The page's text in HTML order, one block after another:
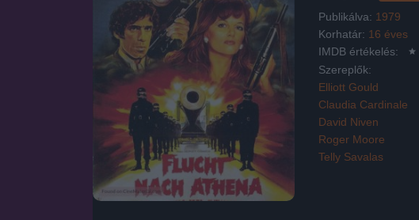
Publikálva: 1979
Korhatár: 16 éves
IMDB értékelés:
Szereplők:
Elliott Gould
Claudia Cardinale
David Niven
Roger Moore
Telly Savalas